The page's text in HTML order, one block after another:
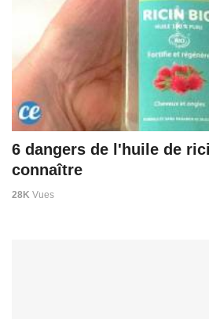
6 dangers de l'huile de
connaître
28K Vues